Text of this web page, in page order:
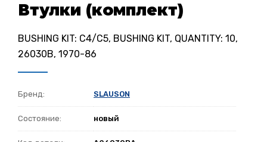
Втулки (комплект)
BUSHING KIT: C4/C5, BUSHING KIT, QUANTITY: 10,
26030B, 1970-86
Бренд: SLAUSON
Состояние: новый